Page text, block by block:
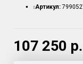
107 250 р.
Артикул: